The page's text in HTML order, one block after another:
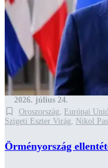
2026. július 24.
Oroszország
Európai
Szigeti Eszter Virág
Nikol
Örményország